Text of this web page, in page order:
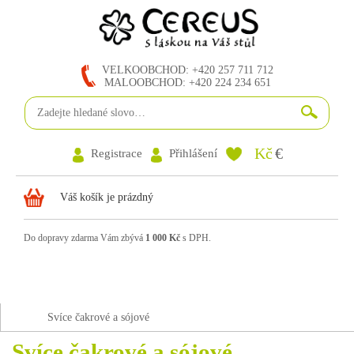
VELKOOBCHOD: +420 257 711 712
MALOOBCHOD: +420 224 234 651
Registrace Přihlášení Kč€
Váš košík je prázdný
Do dopravy zdarma Vám zbývá 1 000 Kč s DPH.
Svíce čakrové a sójové